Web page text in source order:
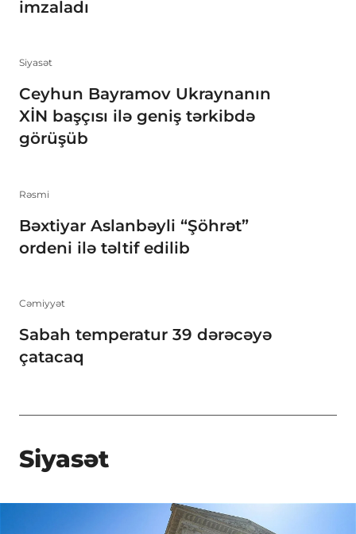
imzaladı
Siyasət
Ceyhun Bayramov Ukraynanın
XİN başçısı ilə geniş tərkibdə
görüşüb
Rəsmi
Bəxtiyar Aslanbəyli “Şöhrət”
ordeni ilə təltif edilib
Cəmiyyət
Sabah temperatur 39 dərəcəyə
çatacaq
Siyasət